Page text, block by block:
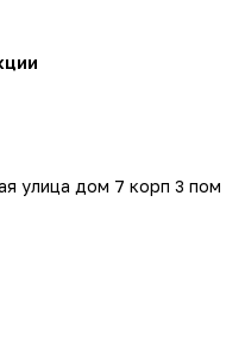
улица дом 7 корп 3 пом